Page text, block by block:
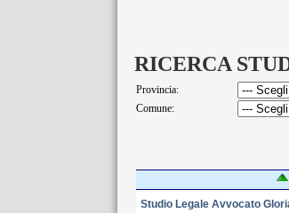
RICERCA
Provincia:
Comune:
Studio Legale Avvocato